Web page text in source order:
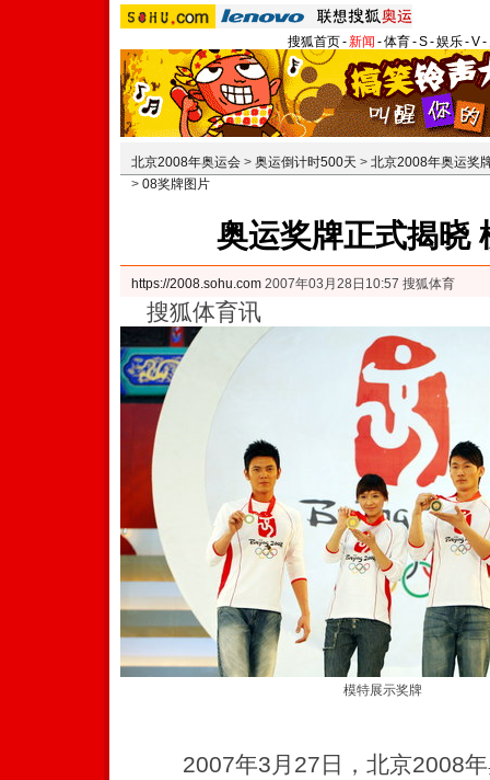
搜狐首页-新闻 -体育-S-娱乐-V-
北京2008年奥运会 > 奥运倒计时500天 > 北京2008年奥运奖
> 08奖牌图片
奥运奖牌正式揭晓
https://2008.sohu.com 2007年03月28日10:57 搜狐体育
搜狐体育讯
模特展示奖牌
2007年3月27日，北京2008年